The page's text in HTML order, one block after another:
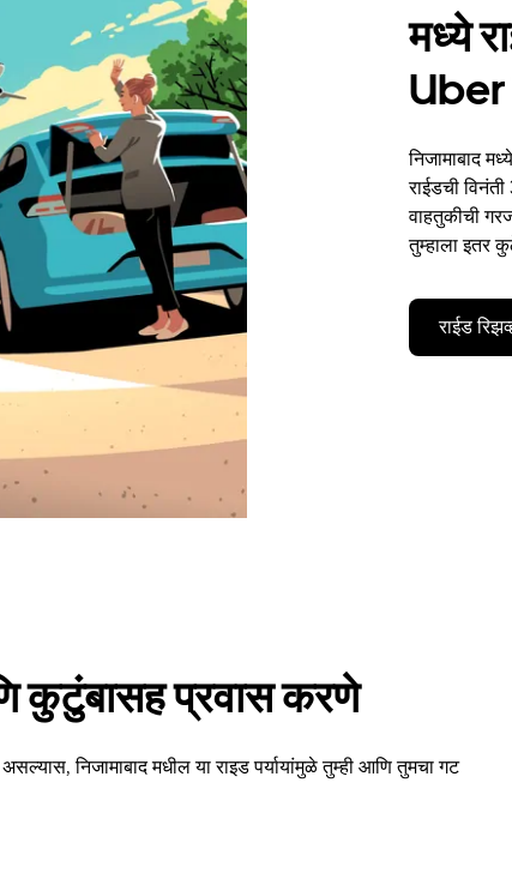
मध्ये
निजामाबाद
राईडची
वाहतुकीची
तुम्हाला इतर
राईड
कुटुंबासह प्रवास करणे
निजामाबाद मधील या राइड पर्यायांमुळे तुम्ही आणि तुमचा गट